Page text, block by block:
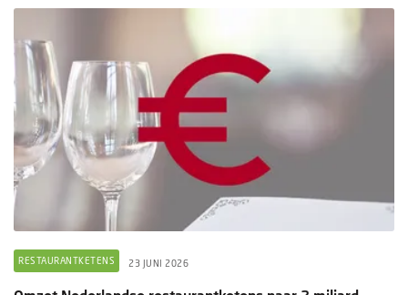
RESTAURANTKETENS 23 JUNI 2026